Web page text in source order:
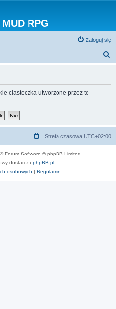
RPG
Zaloguj się
ciasteczka utworzone przez tę
Strefa czasowa UTC+02:00
® Forum Software © phpBB Limited
dostarcza phpBB.pl
osobowych | Regulamin